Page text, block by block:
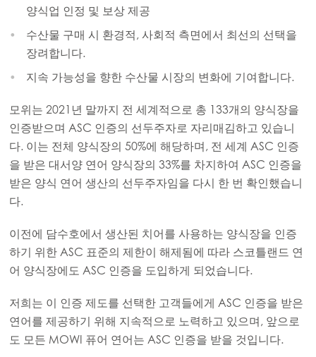
Mowi Turkey
Mowi Canada East
Mowi Canada West
Mowi Chile
Mowi USA
양식업 인정 및 보상 제공
수산물 구매 시 환경적, 사회적 측면에서 최선의 선택을
장려합니다.
지속 가능성을 향한 수산물 시장의 변화에 기여합니다.
모위는 2021년 말까지 전 세계적으로 총 133개의 양식장을
인증받으며 ASC 인증의 선두주자로 자리매김하고 있습니
다. 이는 전체 양식장의 50%에 해당하며, 전 세계 ASC 인증
을 받은 대서양 연어 양식장의 33%를 차지하여 ASC 인증을
받은 양식 연어 생산의 선두주자임을 다시 한 번 확인했습니
다.
이전에 담수호에서 생산된 치어를 사용하는 양식장을 인증
하기 위한 ASC 표준의 제한이 해제됨에 따라 스코틀랜드 연
어 양식장에도 ASC 인증을 도입하게 되었습니다.
저희는 이 인증 제도를 선택한 고객들에게 ASC 인증을 받은
연어를 제공하기 위해 지속적으로 노력하고 있으며, 앞으로
도 모든 MOWI 퓨어 연어는 ASC 인증을 받을 것입니다.